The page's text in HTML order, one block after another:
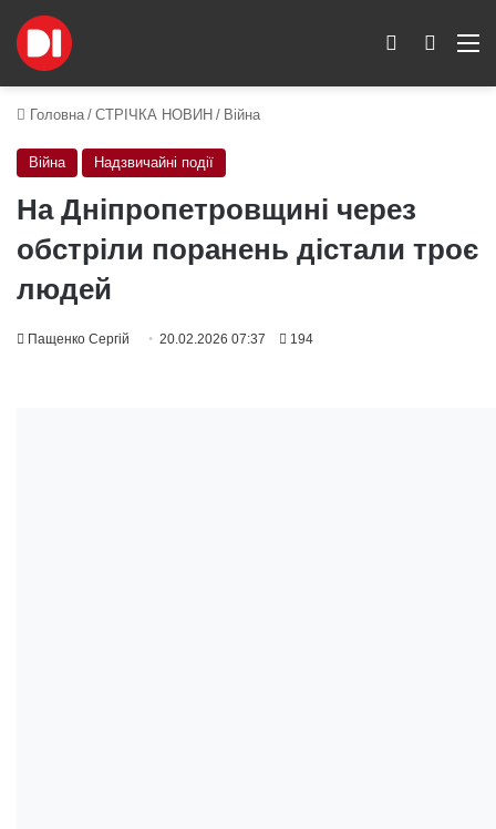
Пошук
Switch skin
Головна / СТРІЧКА НОВИН / Війна
Війна Надзвичайні події
На Дніпропетровщині через
обстріли поранень дістали троє
людей
Пащенко Сергій 20.02.2026 07:37 194